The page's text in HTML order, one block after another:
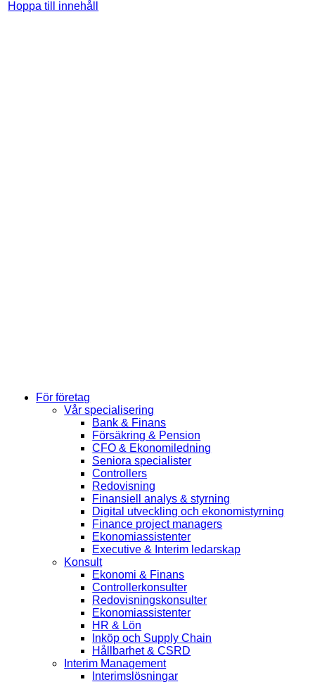
Hoppa till innehåll
För företag
Vår specialisering
Bank & Finans
Försäkring & Pension
CFO & Ekonomiledning
Seniora specialister
Controllers
Redovisning
Finansiell analys & styrning
Digital utveckling och ekonomistyrning
Finance project managers
Ekonomiassistenter
Executive & Interim ledarskap
Konsult
Ekonomi & Finans
Controllerkonsulter
Redovisningskonsulter
Ekonomiassistenter
HR & Lön
Inköp och Supply Chain
Hållbarhet & CSRD
Interim Management
Interimslösningar